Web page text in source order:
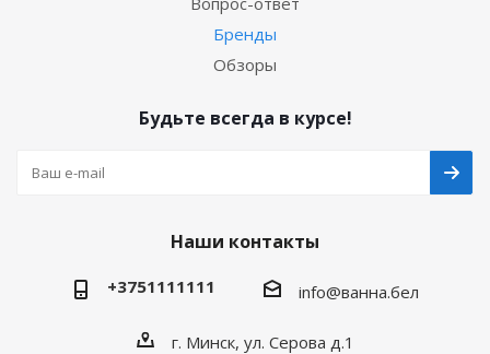
Бренды
Обзоры
Будьте всегда в курсе!
Наши контакты
+3751111111 info@ванна.бел
г. Минск, ул. Серова д.1